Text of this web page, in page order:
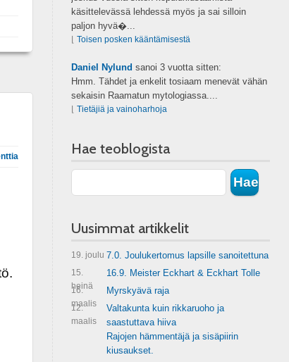
käsittelevässä lehdessä myös ja sai silloin
paljon hyvä�...
Toisen posken kääntämisestä
Daniel Nylund sanoi 3 vuotta sitten:
Hmm. Tähdet ja enkelit tosiaam menevät vähän
sekaisin Raamatun mytologiassa....
Tietäjiä ja vainoharhoja
Hae teoblogista
Uusimmat artikkelit
19. joulu 7.0. Joulukertomus lapsille sanoitettuna
15.
heinä
16.9. Meister Eckhart & Eckhart Tolle
16.
maalis
Myrskyävä raja
12.
maalis
Valtakunta kuin rikkaruoho ja
saastuttava hiiva
Rajojen hämmentäjä ja sisäpiirin
kiusaukset.